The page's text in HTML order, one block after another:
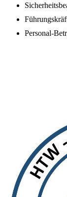
Personal-